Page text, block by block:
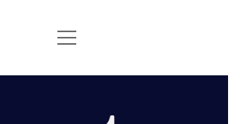
TOP PAGE
ACUTOについて
open
menu